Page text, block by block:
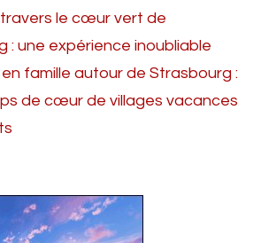
le cœur vert de
: une expérience inoubliable
famille autour de Strasbourg :
de cœur de villages vacances